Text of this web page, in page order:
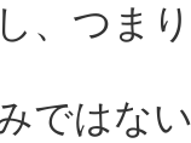
、つま
ではな